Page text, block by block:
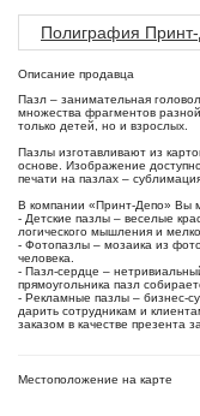
Полиграфия
Описание продавца
Пазл – занимательная
множества фрагментов
только детей, но и взрослых.
Пазлы изготавливают из
основе. Изображение
печати на пазлах –
В компании «Принт-Депо» Вы
- Детские пазлы – веселые
логического мышления и
- Фотопазлы – мозаика из
человека.
- Пазл-сердце –
прямоугольника пазл
- Рекламные пазлы – бизнес-
дарить сотрудникам и
заказом в качестве презента
Местоположение на карте